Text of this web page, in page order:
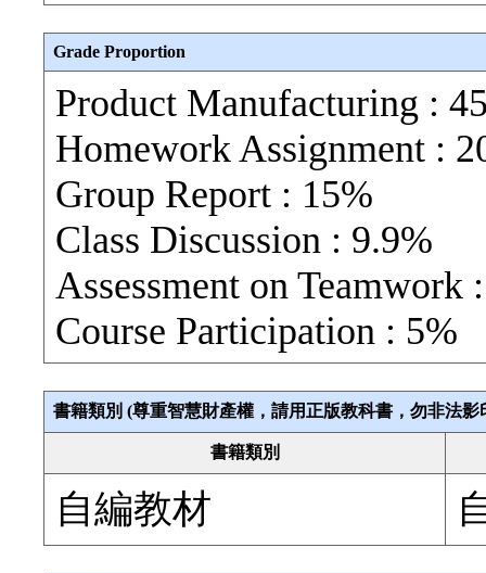
Grade Proportion
Product Manufacturing :
Homework Assignment :
Group Report : 15%
Class Discussion : 9.9%
Assessment on Teamwork
Course Participation : 5%
書籍類別 (尊重智慧財產權，請用正版教科書，勿非法影
書籍類別
自編教材